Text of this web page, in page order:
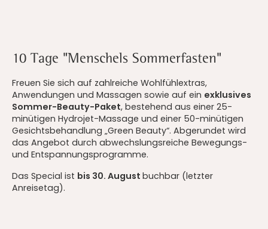
10 Tage "Menschels Sommerfasten"
Freuen Sie sich auf zahlreiche Wohlfühlextras,
Anwendungen und Massagen sowie auf ein exklusives
Sommer-Beauty-Paket, bestehend aus einer 25-
minütigen Hydrojet-Massage und einer 50-minütigen
Gesichtsbehandlung „Green Beauty“. Abgerundet wird
das Angebot durch abwechslungsreiche Bewegungs-
und Entspannungsprogramme.
Das Special ist bis 30. August buchbar (letzter
Anreisetag).